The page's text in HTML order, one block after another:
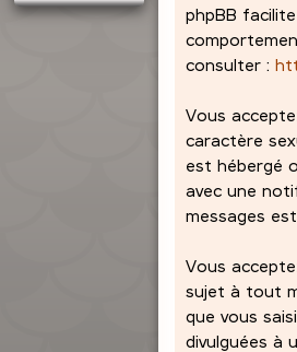
phpBB
consulter :
Vous
caractère
est hébergé
avec une
messages
Vous
sujet à tout
que vous
divulguées à